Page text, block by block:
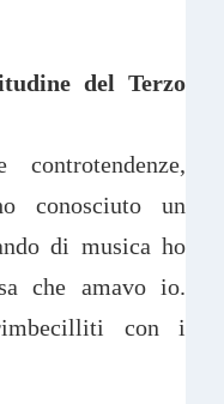
del Terzo
conosciuto un
di musica ho
che amavo io.
con i